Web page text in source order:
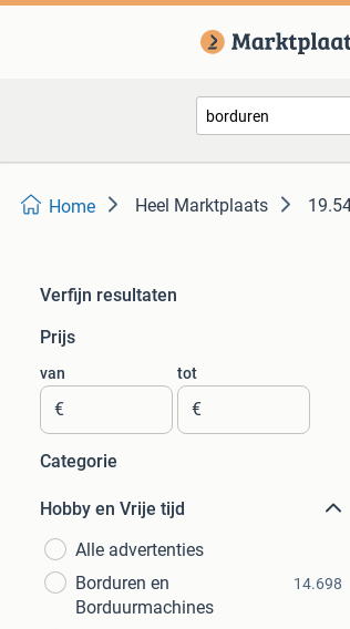
Home Heel Marktplaats
Verfijn resultaten
Prijs
van
€
tot
€
Categorie
Hobby en Vrije tijd
Alle advertenties
Borduren en
Borduurmachines
14.698